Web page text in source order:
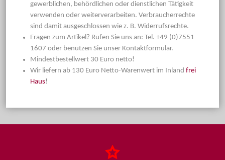
gewerblichen, behördlichen oder dienstlichen Tätigkeit
verwenden oder weiterverarbeiten. Verbraucherrechte
sind damit ausgeschlossen wie z. B. Widerrufsrechte.
Fragen zum Artikel? Rufen Sie uns an: Tel. +49 (0)7551
1607 oder benutzen Sie unser Kontaktformular.
Mindestbestellwert 30 Euro netto!
Wir liefern ab 130 Euro Netto-Warenwert im Inland frei
Haus!